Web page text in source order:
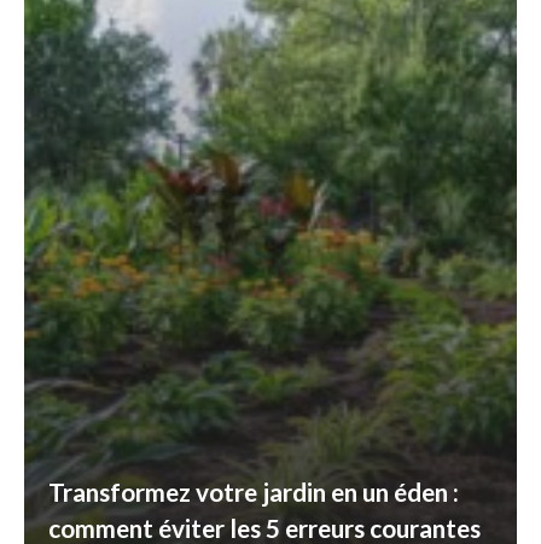
Transformez votre jardin en un éden :
comment éviter les 5 erreurs courantes